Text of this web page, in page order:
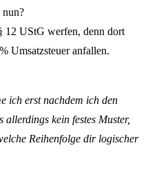
nun?
12 UStG werfen, denn dort
Umsatzsteuer anfallen.
ich erst nachdem ich den
kein festes Muster,
Reihenfolge dir logischer